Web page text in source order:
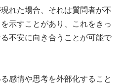
れた場合、それは質問者が不
示すことがあり、これをきっ
不安に向き合うことが可能で
感情や思考を外部化すること